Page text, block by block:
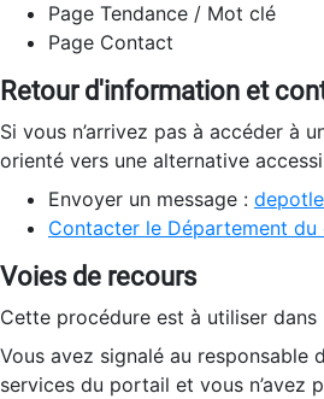
Page Tendance / Mot clé
Page Contact
Retour d'information et
Si vous n’arrivez pas à accéder à
orienté vers une alternative
Envoyer un message :
Contacter le Département
Voies de recours
Cette procédure est à utiliser dans
Vous avez signalé au responsable
services du portail et vous n’avez